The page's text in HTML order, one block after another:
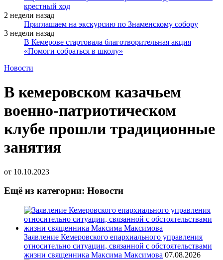
крестный ход
2 недели назад
Приглашаем на экскурсию по Знаменскому собору
3 недели назад
В Кемерове стартовала благотворительная акция
«Помоги собраться в школу»
Новости
В кемеровском казачьем
военно-патриотическом
клубе прошли традиционные
занятия
от 10.10.2023
Ещё из категории: Новости
Заявление Кемеровского епархиального управления
относительно ситуации, связанной с обстоятельствами
жизни священника Максима Максимова 07.08.2026